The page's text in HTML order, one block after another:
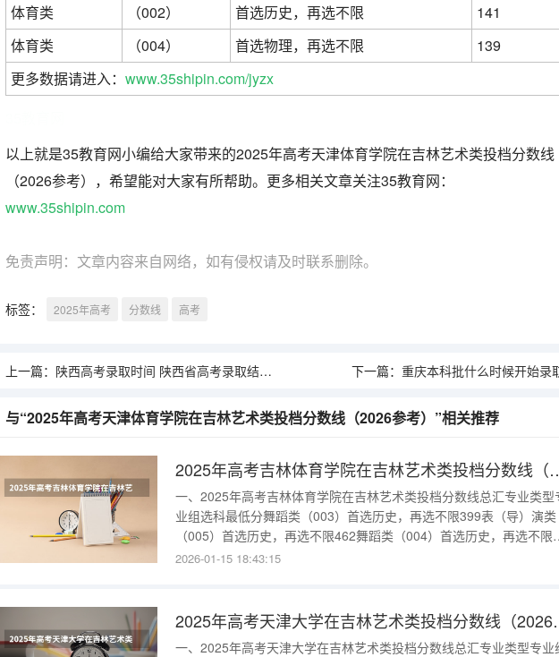
体育类
（002） 首选历史，再选不限
141
体育类
（004） 首选物理，再选不限
139
更多数据请进入： www.35shipin.com/jyzx
以上就是35教育网小编给大家带来的2025年高考天津体育学院在吉林艺术类投档分数线
（2026参考），希望能对大家有所帮助。更多相关文章关注35教育网：
www.35shipin.com
免责声明：文章内容来自网络，如有侵权请及时联系删除。
标签： 2025年高考 分数线 高考
上一篇： 陕西高考录取时间 陕西省高考录取结果公布时间 下一篇： 重庆本科批什么时候开始录
与“2025年高考天津体育学院在吉林艺术类投档分数线（2026参考）”相关推荐
2025年高考吉林体育
一、2025年高考吉林体育学院在吉林艺术类投档分数线总汇专业类型
业组选科最低分舞蹈类（003）首选历史，再选不限399表（导）演类
（005）首选历史，再选不限462舞蹈类（004）首选历史，再选不限
371体育类（006）首选历史，再选不限121表（导）演类（012）首选
2026-01-15 18:43:15
2025年高考
一、2025年高考天津大学在吉林艺术类投档分数线总汇专业类型专业